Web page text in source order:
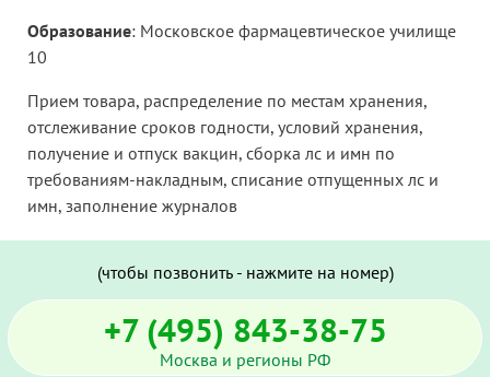
Образование: Московское фармацевтическое училище
10
Прием товара, распределение по местам хранения,
отслеживание сроков годности, условий хранения,
получение и отпуск вакцин, сборка лс и имн по
требованиям-накладным, списание отпущенных лс и
имн, заполнение журналов
(чтобы позвонить - нажмите на номер)
+7 (495) 843-38-75
Москва и регионы РФ